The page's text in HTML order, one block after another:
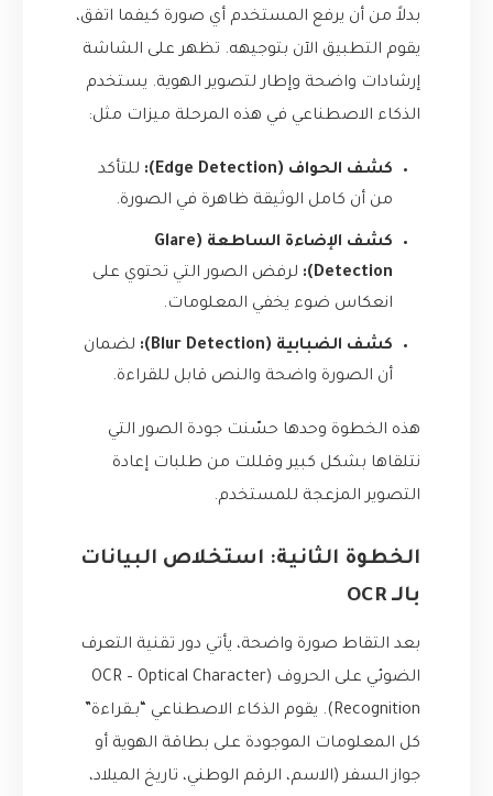
بدلاً من أن يرفع المستخدم أي صورة كيفما اتفق،
يقوم التطبيق الآن بتوجيهه. تظهر على الشاشة
إرشادات واضحة وإطار لتصوير الهوية. يستخدم
الذكاء الاصطناعي في هذه المرحلة ميزات مثل:
كشف الحواف (Edge Detection):
للتأكد
من أن كامل الوثيقة ظاهرة في الصورة.
كشف الإضاءة الساطعة (Glare
Detection):
لرفض الصور التي تحتوي على
انعكاس ضوء يخفي المعلومات.
كشف الضبابية (Blur Detection):
لضمان
أن الصورة واضحة والنص قابل للقراءة.
هذه الخطوة وحدها حسّنت جودة الصور التي
نتلقاها بشكل كبير وقللت من طلبات إعادة
التصوير المزعجة للمستخدم.
الخطوة الثانية: استخلاص البيانات
بالـ OCR
بعد التقاط صورة واضحة، يأتي دور تقنية التعرف
الضوئي على الحروف (OCR – Optical Character
Recognition). يقوم الذكاء الاصطناعي “بـقراءة”
كل المعلومات الموجودة على بطاقة الهوية أو
جواز السفر (الاسم، الرقم الوطني، تاريخ الميلاد،